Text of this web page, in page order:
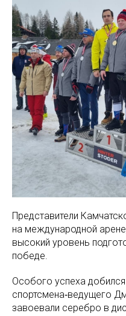
Представители
на международной
высокий уровень
победе.
Особого успеха
спортсмена‑ведущего
завоевали серебро в